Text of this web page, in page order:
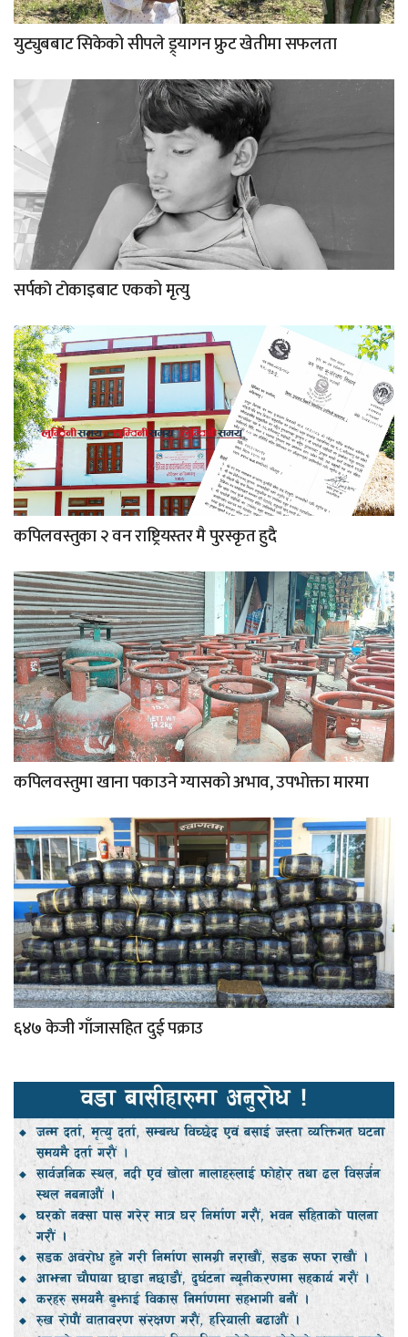
युट्युबबाट सिकेको सीपले ड्र्यागन फ्रुट खेतीमा सफलता
सर्पकाे टाेकाइबाट एकको मृत्यु
कपिलवस्तुका २ वन राष्ट्रियस्तर मै पुरस्कृत हुदै
कपिलवस्तुमा खाना पकाउने ग्यासको अभाव, उपभोक्ता मारमा
६४७ केजी गाँजासहित दुई पक्राउ